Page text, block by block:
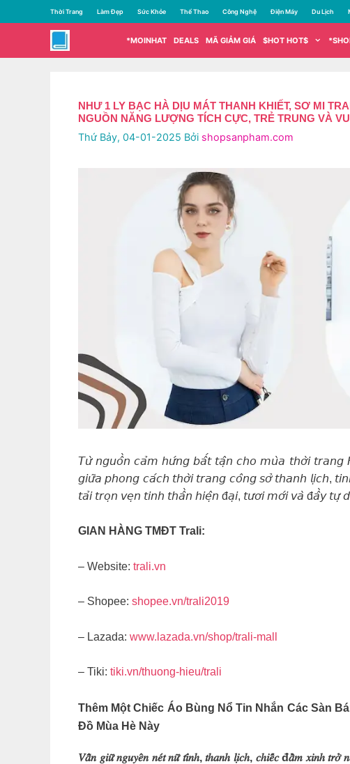
đến
dung
Thời Trang Làm Đẹp Sức Khỏe Thể Thao Công Nghệ Điện Máy Du Lịch
*MOINHAT DEALS MÃ GIẢM GIÁ $HOT HOT$
NHƯ 1 LY BẠC HÀ DỊU MÁT THANH KHIẾT, SƠ MI
NGUỒN NĂNG LƯỢNG TÍCH CỰC, TRẺ TRUNG VÀ
Thứ Bảy, 04-01-2025 Bởi shopsanpham.com
𝘛𝘶̛̀ 𝘯𝘨𝘶𝘰̂̀𝘯 𝘤𝘢̉𝘮 𝘩𝘶̛́𝘯𝘨 𝘣𝘢̂́𝘵 𝘵𝘢̣̂𝘯 𝘤𝘩𝘰 𝘮𝘶̀𝘢 𝘵𝘩𝘰̛̀𝘪 𝘵𝘳𝘢𝘯𝘨
𝘨𝘪𝘶̛̃𝘢 𝘱𝘩𝘰𝘯𝘨 𝘤𝘢́𝘤𝘩 𝘵𝘩𝘰̛̀𝘪 𝘵𝘳𝘢𝘯𝘨 𝘤𝘰̂𝘯𝘨 𝘴𝘰̛̉ 𝘵𝘩𝘢𝘯𝘩 𝘭𝘪̣𝘤𝘩,
𝘵𝘢̉𝘪 𝘵𝘳𝘰̣𝘯 𝘷𝘦̣𝘯 𝘵𝘪𝘯𝘩 𝘵𝘩𝘢̂̀𝘯 𝘩𝘪𝘦̣̂𝘯 đ𝘢̣𝘪, 𝘵𝘶̛𝘰̛𝘪 𝘮𝘰̛́𝘪 𝘷𝘢̀ đ𝘢̂̀𝘺
GIAN HÀNG TMĐT Trali:
– Website: trali.vn
– Shopee: shopee.vn/trali2019
– Lazada: www.lazada.vn/shop/trali-mall
– Tiki: tiki.vn/thuong-hieu/trali
Thêm Một Chiếc Áo Bùng Nổ Tin Nhắn Các Sàn
Đồ Mùa Hè Này
𝑉𝑎̂̃𝑛 𝑔𝑖𝑢̛̃ 𝑛𝑔𝑢𝑦𝑒̂𝑛 𝑛𝑒́𝑡 𝑛𝑢̛̃ 𝑡𝑖́𝑛ℎ, 𝑡ℎ𝑎𝑛ℎ 𝑙𝑖̣𝑐ℎ, 𝑐ℎ𝑖𝑒̂́𝑐 đ𝑎̂̀𝑚 𝑥𝑖𝑛ℎ